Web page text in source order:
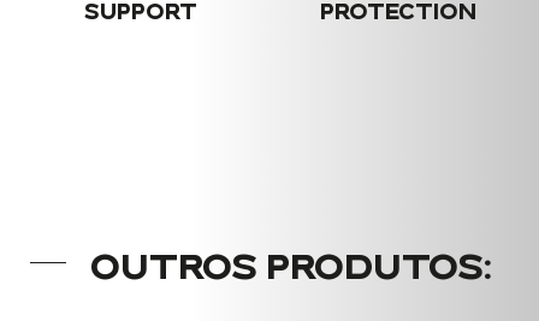
SUPPORT
PROTECTION
OUTROS PRODUTOS: